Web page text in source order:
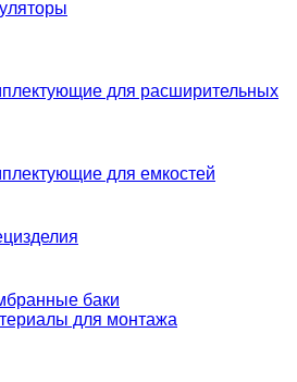
для расширительных
для емкостей
баки
для монтажа